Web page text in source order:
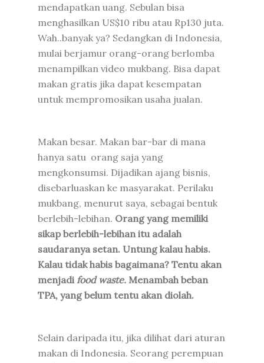
mendapatkan uang. Sebulan bisa
menghasilkan US$10 ribu atau Rp130 juta.
Wah..banyak ya? Sedangkan di Indonesia,
mulai berjamur orang-orang berlomba
menampilkan video mukbang. Bisa dapat
makan gratis jika dapat kesempatan
untuk mempromosikan usaha jualan.
Makan besar. Makan bar-bar di mana
hanya satu orang saja yang
mengkonsumsi. Dijadikan ajang bisnis,
disebarluaskan ke masyarakat. Perilaku
mukbang, menurut saya, sebagai bentuk
berlebih-lebihan. Orang yang memiliki
sikap berlebih-lebihan itu adalah
saudaranya setan. Untung kalau habis.
Kalau tidak habis bagaimana? Tentu akan
menjadi food waste. Menambah beban
TPA, yang belum tentu akan diolah.
Selain daripada itu, jika dilihat dari aturan
makan di Indonesia. Seorang perempuan